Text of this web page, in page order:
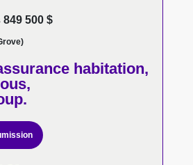
500 $
habitation,